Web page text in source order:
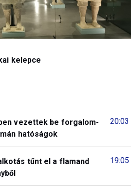
kelepce
20:03
vezettek be forgalom-
hatóságok
19:05
tűnt el a flamand